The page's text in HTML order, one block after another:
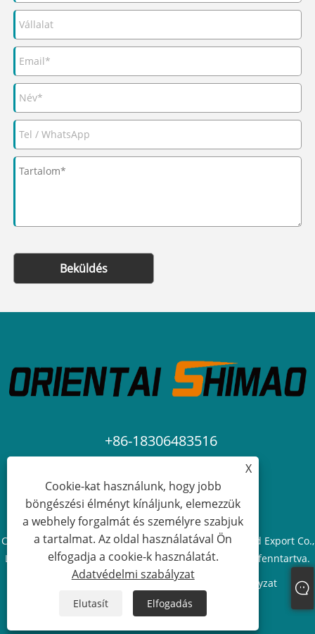
Beküldés
+86-18306483516
jack@qdshimaogroup.com
Copyright © 2023 Qingdao Oriental Shimao Import and Export Co.,
Ltd. - Food Truck, Food Trailer, Food Cart - Minden jog fenntartva.
Sitemap RSS XML Adatvédelmi szabályzat
X
Cookie-kat használunk, hogy jobb
böngészési élményt kínáljunk, elemezzük
a webhely forgalmát és személyre szabjuk
a tartalmat. Az oldal használatával Ön
elfogadja a cookie-k használatát.
Adatvédelmi szabályzat
Elutasít Elfogadás